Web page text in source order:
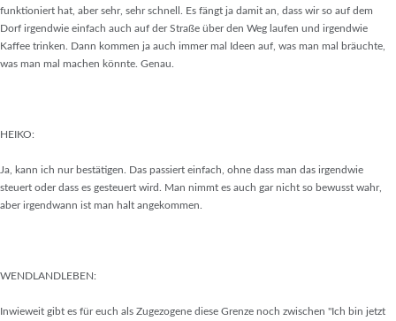
funktioniert hat, aber sehr, sehr schnell. Es fängt ja damit an, dass wir so auf dem
Dorf irgendwie einfach auch auf der Straße über den Weg laufen und irgendwie
Kaffee trinken. Dann kommen ja auch immer mal Ideen auf, was man mal bräuchte,
was man mal machen könnte. Genau.
HEIKO:
Ja, kann ich nur bestätigen. Das passiert einfach, ohne dass man das irgendwie
steuert oder dass es gesteuert wird. Man nimmt es auch gar nicht so bewusst wahr,
aber irgendwann ist man halt angekommen.
WENDLANDLEBEN:
Inwieweit gibt es für euch als Zugezogene diese Grenze noch zwischen "Ich bin jetzt